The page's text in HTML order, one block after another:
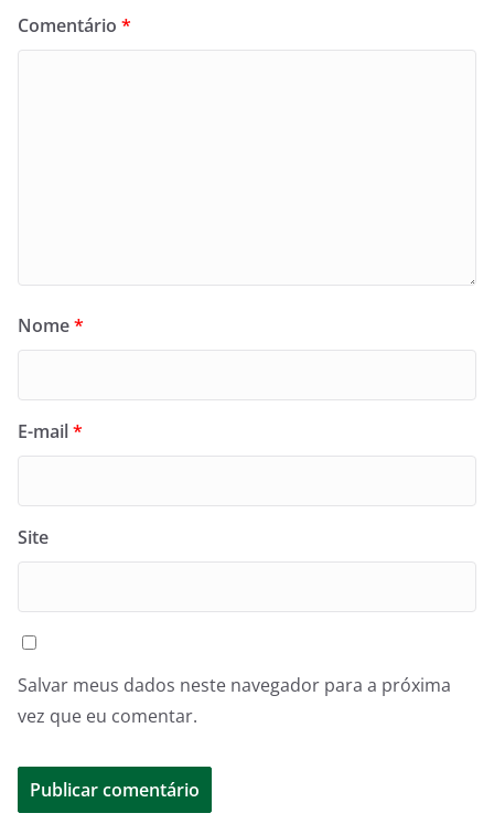
Comentário *
Nome*
E-mail*
Site
Salvar meus dados neste navegador para a próxima
vez que eu comentar.